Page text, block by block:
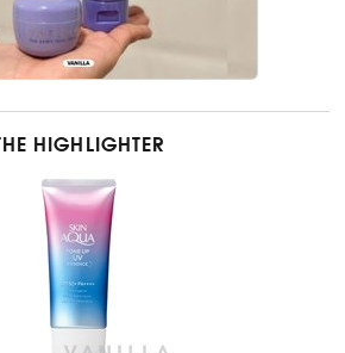
THE HIGHLIGHTER